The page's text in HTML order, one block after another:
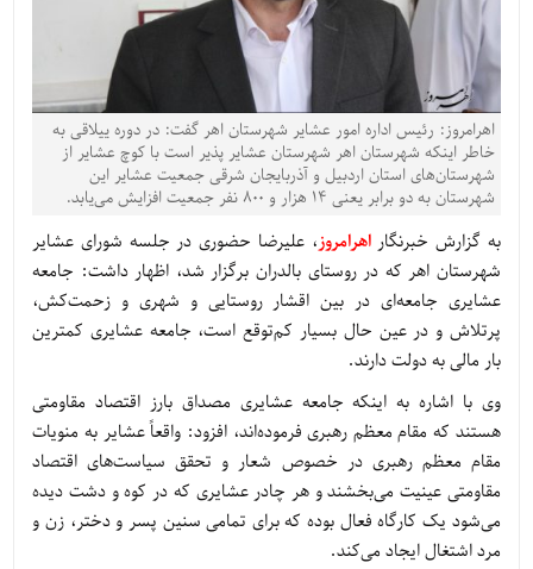
اهرامروز: رئیس اداره امور عشایر شهرستان اهر گفت: در دوره ییلاقی به
خاطر اینکه شهرستان اهر شهرستان عشایر پذیر است با کوچ عشایر از
شهرستان‌های استان اردبیل و آذربایجان شرقی جمعیت عشایر این
شهرستان به دو برابر یعنی 14 هزار و 800 نفر جمعیت افزایش می‌یابد.
به گزارش خبرنگاراهرامروز، علیرضا حضوری در جلسه شورای عشایر
شهرستان اهر که در روستای بالدران برگزار شد، اظهار داشت: جامعه
عشایری جامعه‌ای در بین اقشار روستایی و شهری و زحمت‌کش،
پرتلاش و در عین حال بسیار کم‌توقع است، جامعه عشایری کمترین
بار مالی به دولت دارند.
وی با اشاره به اینکه جامعه عشایری مصداق بارز اقتصاد مقاومتی
هستند که مقام معظم رهبری فرموده‌اند، افزود: واقعاً عشایر به منویات
مقام معظم رهبری در خصوص شعار و تحقق سیاست‌های اقتصاد
مقاومتی عینیت می‌بخشند و هر چادر عشایری که در کوه و دشت دیده
می‌شود یک کارگاه فعال بوده که برای تمامی سنین پسر و دختر، زن و
مرد اشتغال ایجاد می‌کند.